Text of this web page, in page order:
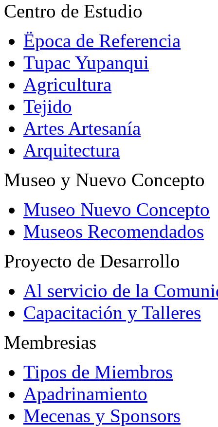
Centro de Estudio
Ëpoca de Referencia
Tupac Yupanqui
Agricultura
Tejido
Artes Artesanía
Arquitectura
Museo y Nuevo Concepto
Museo Nuevo Concepto
Museos Recomendados
Proyecto de Desarrollo
Al servicio de la
Capacitación y Talleres
Membresias
Tipos de Miembros
Apadrinamiento
Mecenas y Sponsors